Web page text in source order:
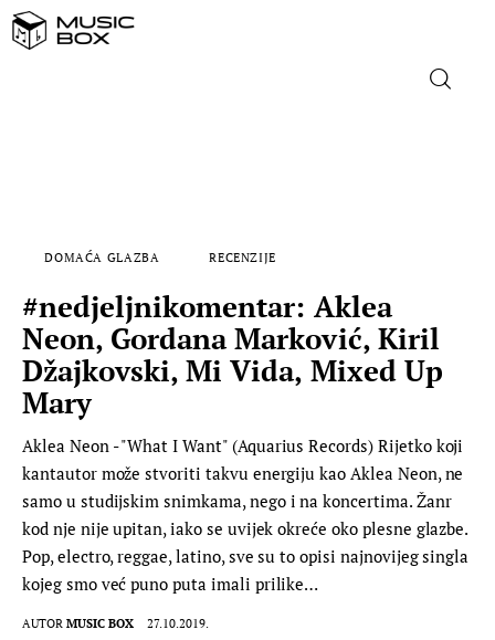
FILM
MUSIC BOX
DOMAĆA GLAZBA RECENZIJE
#nedjeljnikomentar: Aklea
Neon, Gordana Marković, Kiril
Džajkovski, Mi Vida, Mixed Up
Mary
Aklea Neon - "What I Want" (Aquarius Records) Rijetko koji
kantautor može stvoriti takvu energiju kao Aklea Neon, ne
samo u studijskim snimkama, nego i na koncertima. Žanr
kod nje nije upitan, iako se uvijek okreće oko plesne glazbe.
Pop, electro, reggae, latino, sve su to opisi najnovijeg singla
kojeg smo već puno puta imali prilike…
AUTOR MUSIC BOX 27.10.2019.